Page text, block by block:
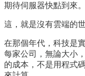
期待伺服器快點到來。
這，就是沒有雲端的世
在那個年代，科技是
每家公司，無論大小
的成本，不是用程式